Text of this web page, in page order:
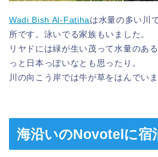
Wadi Bish Al-Fatihaは水量の多い川
所です。泳いでる家族もいました。
リヤドには緑が生い茂って水量のあ
っと日本っぽいなとも思ったり。
川の向こう岸では牛が草をはんでいま
海沿いのNovotelに宿